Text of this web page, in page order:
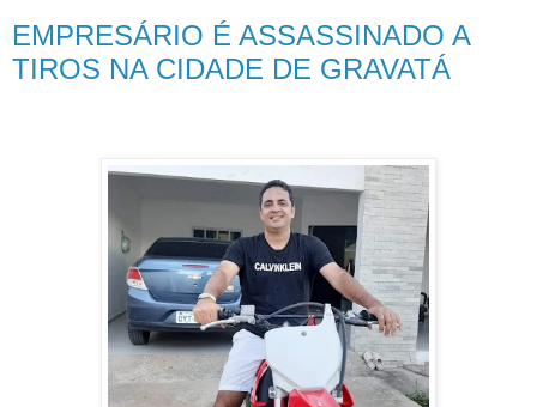
EMPRESÁRIO É ASSASSINADO A
TIROS NA CIDADE DE GRAVATÁ